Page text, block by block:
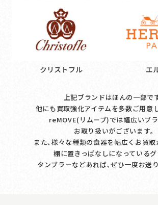
クリストフル エ
上記ブランドはほんの一部で
他にも買取強化アイテムを多数ご用意
reMOVE(リムーブ)では幅広いブ
お取り扱いがございます｡
また､様々な種類の食器を幅広くお買取
棚に置きっぱなしになっているグ
タンブラーなどあれば､ぜひ一度お送